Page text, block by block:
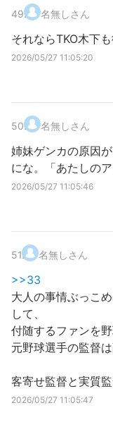
49. 名無しさん
それならTKO木下
2026/05/27 11:05:20
50. 名無しさん
姉妹ゲンカの原因
にな。「あたしの
2026/05/27 11:05:46
51. 名無しさん
>>33
大人の事情ぶっこ
して、
付随するファンを
元野球選手の監督
客寄せ監督と実質監
2026/05/27 11:05:47